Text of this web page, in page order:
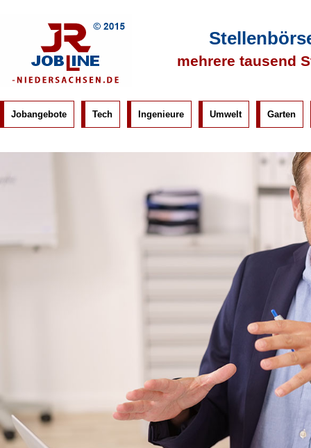
mehrere tausend
Jobangebote Tech Ingenieure Umwelt Garten